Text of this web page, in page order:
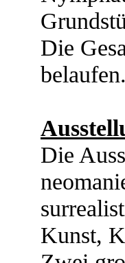
Die
belaufen.
Die
Kunst,